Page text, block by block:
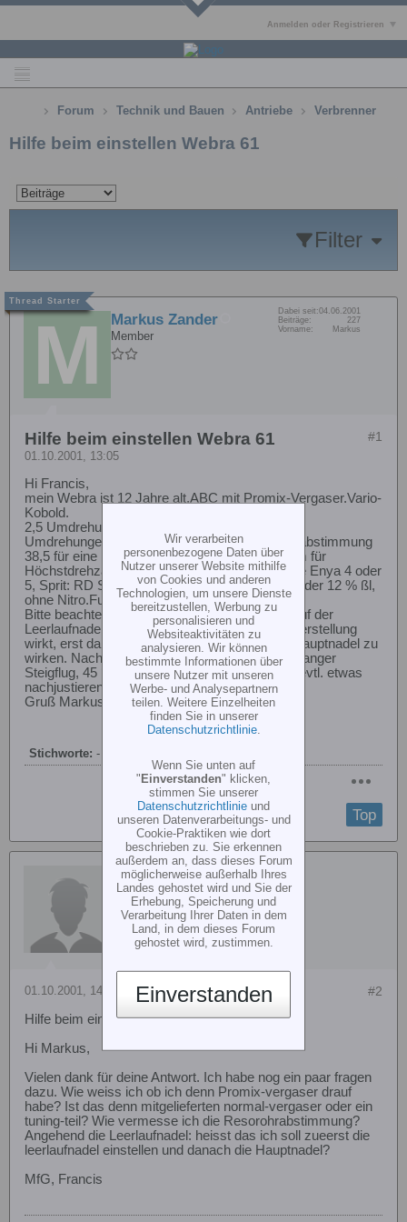
Anmelden oder Registrieren
Forum Technik und Bauen Antriebe Verbrenner
Hilfe beim einstellen Webra 61
Filter
Markus Zander
Member
Dabei seit:04.06.2001
Beiträge:
227
Vorname:
Markus
#1
Hilfe beim einstellen Webra 61
01.10.2001, 13:05
Hi Francis,
mein Webra ist 12 Jahre alt,ABC mit Promix-Vergaser.Vario-
Kobold.
2,5 Umdrehungen auf der Hauptnadel und ca 3
Umdrehungen auf der Leerlaufnadel. Resorohrabstimmung
38,5 für eine breitbandigere Abstimmung, 36 cm für
Höchstdrehzahl im Resonanzbetrieb.Glühkerze Enya 4 oder
5, Sprit: RD Synth Glow, entweder mit 17% ßl oder 12 % ßl,
ohne Nitro.Funktioniert beides.
Bitte beachte, daß der Teillastbereich, den du auf der
Leerlaufnadel einstellst bis ca 80 % der Vergaserstellung
wirkt, erst dann beginnt der Regelbereich der Hauptnadel zu
wirken. Nach einstellen des Vollgasbereiches (langer
Steigflug, 45 ° mit Vollgas ) den Teillastbereich evtl. etwas
nachjustieren.
Gruß Markus
Stichworte: -
Top
Gast
#2
01.10.2001, 14:37
Hilfe beim einstellen Webra 61
Hi Markus,
Vielen dank für deine Antwort. Ich habe nog ein paar fragen
dazu. Wie weiss ich ob ich denn Promix-vergaser drauf
habe? Ist das denn mitgelieferten normal-vergaser oder ein
tuning-teil? Wie vermesse ich die Resorohrabstimmung?
Angehend die Leerlaufnadel: heisst das ich soll zueerst die
leerlaufnadel einstellen und danach die Hauptnadel?
MfG, Francis
Wir verarbeiten
personenbezogene Daten über
Nutzer unserer Website mithilfe
von Cookies und anderen
Technologien, um unsere Dienste
bereitzustellen, Werbung zu
personalisieren und
Websiteaktivitäten zu
analysieren. Wir können
bestimmte Informationen über
unsere Nutzer mit unseren
Werbe- und Analysepartnern
teilen. Weitere Einzelheiten
finden Sie in unserer
Datenschutzrichtlinie.
Wenn Sie unten auf
"Einverstanden" klicken,
stimmen Sie unserer
Datenschutzrichtlinie und
unseren Datenverarbeitungs- und
Cookie-Praktiken wie dort
beschrieben zu. Sie erkennen
außerdem an, dass dieses Forum
möglicherweise außerhalb Ihres
Landes gehostet wird und Sie der
Erhebung, Speicherung und
Verarbeitung Ihrer Daten in dem
Land, in dem dieses Forum
gehostet wird, zustimmen.
Einverstanden